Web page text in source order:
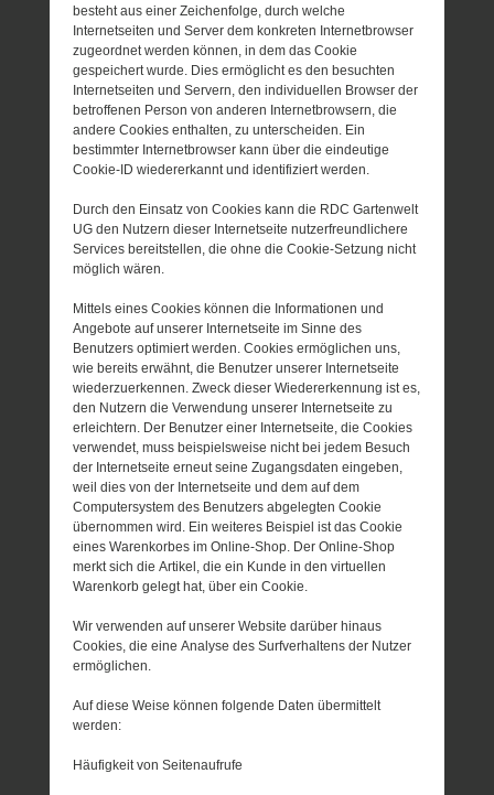
besteht aus einer Zeichenfolge, durch welche
Internetseiten und Server dem konkreten Internetbrowser
zugeordnet werden können, in dem das Cookie
gespeichert wurde. Dies ermöglicht es den besuchten
Internetseiten und Servern, den individuellen Browser der
betroffenen Person von anderen Internetbrowsern, die
andere Cookies enthalten, zu unterscheiden. Ein
bestimmter Internetbrowser kann über die eindeutige
Cookie-ID wiedererkannt und identifiziert werden.
Durch den Einsatz von Cookies kann die RDC Gartenwelt
UG den Nutzern dieser Internetseite nutzerfreundlichere
Services bereitstellen, die ohne die Cookie-Setzung nicht
möglich wären.
Mittels eines Cookies können die Informationen und
Angebote auf unserer Internetseite im Sinne des
Benutzers optimiert werden. Cookies ermöglichen uns,
wie bereits erwähnt, die Benutzer unserer Internetseite
wiederzuerkennen. Zweck dieser Wiedererkennung ist es,
den Nutzern die Verwendung unserer Internetseite zu
erleichtern. Der Benutzer einer Internetseite, die Cookies
verwendet, muss beispielsweise nicht bei jedem Besuch
der Internetseite erneut seine Zugangsdaten eingeben,
weil dies von der Internetseite und dem auf dem
Computersystem des Benutzers abgelegten Cookie
übernommen wird. Ein weiteres Beispiel ist das Cookie
eines Warenkorbes im Online-Shop. Der Online-Shop
merkt sich die Artikel, die ein Kunde in den virtuellen
Warenkorb gelegt hat, über ein Cookie.
Wir verwenden auf unserer Website darüber hinaus
Cookies, die eine Analyse des Surfverhaltens der Nutzer
ermöglichen.
Auf diese Weise können folgende Daten übermittelt
werden:
Häufigkeit von Seitenaufrufe